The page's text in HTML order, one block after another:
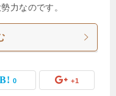
力なのです。
0 +1